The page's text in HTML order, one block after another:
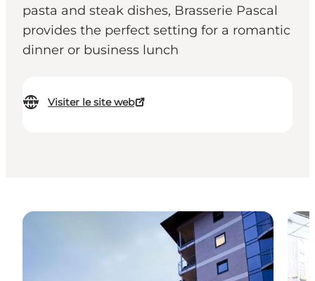
pasta and steak dishes, Brasserie Pascal
provides the perfect setting for a romantic
dinner or business lunch
Visiter le site web